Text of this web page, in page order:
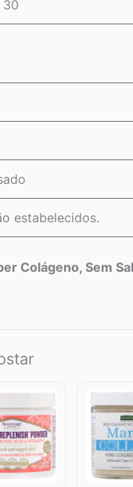
30
estabelecidos.
Colágeno, Sem